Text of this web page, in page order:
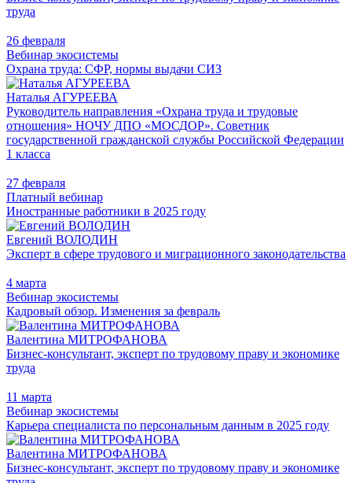
труда
26 февраля
Вебинар экосистемы
Охрана труда: СФР, нормы выдачи СИЗ
Наталья АГУРЕЕВА
Руководитель направления «Охрана труда и трудовые
отношения» НОЧУ ДПО «МОСДОР». Советник
государственной гражданской службы Российской Федерации
1 класса
27 февраля
Платный вебинар
Иностранные работники в 2025 году
Евгений ВОЛОДИН
Эксперт в сфере трудового и миграционного законодательства
4 марта
Вебинар экосистемы
Кадровый обзор. Изменения за февраль
Валентина МИТРОФАНОВА
Бизнес-консультант, эксперт по трудовому праву и экономике
труда
11 марта
Вебинар экосистемы
Карьера специалиста по персональным данным в 2025 году
Валентина МИТРОФАНОВА
Бизнес-консультант, эксперт по трудовому праву и экономике